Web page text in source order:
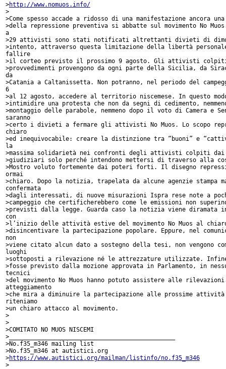
>http://www.nomuos.info/
>
>Come spesso accade a ridosso di una manifestazione ancora
>della repressione preventiva si abbatte sul movimento No
a
>29 attivisti sono stati notificati altrettanti divieti di
>intento, attraverso questa limitazione della libertà
fallire
>il corteo previsto il prossimo 9 agosto. Gli attivisti
>provvedimenti provengono da ogni parte della Sicilia, da
da
>Catania a Caltanissetta. Non potranno, nel periodo del
6
>al 12 agosto, accedere al territorio niscemese. In questo
>intimidire una protesta che non da segni di cedimento,
>montaggio delle parabole, nemmeno dopo il voto di Camera e
saranno
>certo i divieti a fermare gli attivisti No Muos. Lo scopo
chiaro
>ed inequivocabile: creare la distinzione tra “buoni” e
la
>massima solidarietà nei confronti degli attivisti colpiti dai
>giudiziari solo perché intendono mettersi di traverso alla
>Mostro voluto fortemente dai poteri forti. Il disegno
ormai
>chiaro. Dopo la notizia, trapelata da alcune agenzie stampa
confermata
>dagli interessati, di nuove misurazioni Ispra rese note a
>campeggio che certificherebbero come le emissioni non
>previsti dalla legge. Guarda caso la notizia viene diramata
con
>l’inizio delle attività estive del movimento No Muos al
>disincentivare la partecipazione popolare. Eppure, nel
non
>viene citato alcun dato a sostegno della tesi, non vengono
luoghi
>sottoposti a rilevazione né le attrezzature utilizzate.
>fosse previsto dalla mozione approvata in Parlamento, in
tecnici
>del movimento No Muos hanno potuto assistere alle
atteggiamento
>che mira a diminuire la partecipazione alle prossime
riteniamo
>un chiaro attacco al movimento.
>
>
>COMITATO NO MUOS NISCEMI
>_______________________________________________
>No.f35_m346 mailing list
>No.f35_m346 at autistici.org
>https://www.autistici.org/mailman/listinfo/no.f35_m346
>